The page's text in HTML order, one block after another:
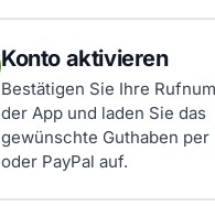
Konto aktivieren
Bestätigen Sie Ihre
der App und laden Sie das
gewünschte Guthaben per
oder PayPal auf.